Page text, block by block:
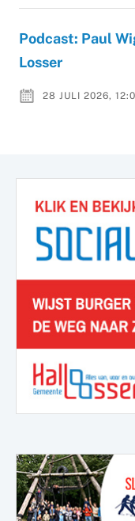
Podcast: Paul
Losser
28 JULI 2026,